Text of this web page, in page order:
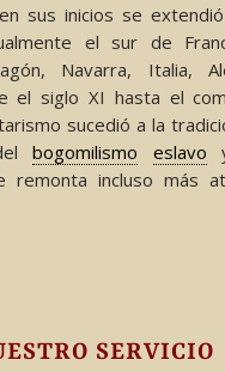
sus inicios se
el sur de
Navarra, Italia,
el siglo XI hasta el
sucedió a la
bogomilismo eslavo
remonta incluso más
SERVICIO